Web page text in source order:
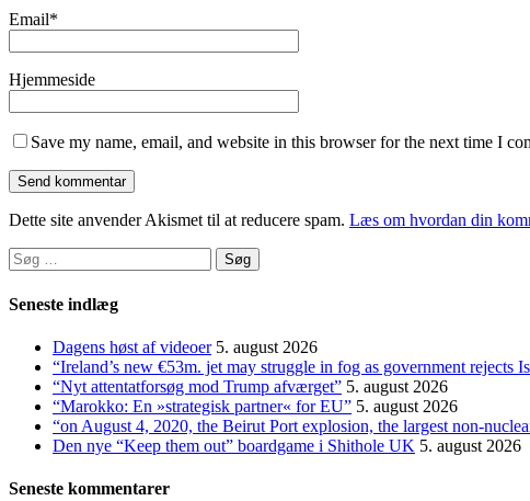
Email*
Hjemmeside
Save my name, email, and website in this browser for the next time I
Dette site anvender Akismet til at reducere spam. Læs om hvordan din
Søg
efter:
Seneste indlæg
Dagens høst af videoer 5. august 2026
“Ireland’s new €53m. jet may struggle in fog as government rejects
“Nyt attentatforsøg mod Trump afværget” 5. august 2026
“Marokko: En »strategisk partner« for EU” 5. august 2026
“on August 4, 2020, the Beirut Port explosion, the largest non-
Den nye “Keep them out” boardgame i Shithole UK 5. august 2026
Seneste kommentarer